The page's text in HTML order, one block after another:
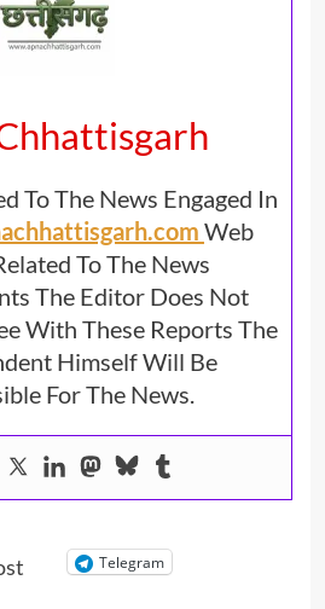
To The News Engaged In
Web
To The News
The Editor Does Not
With These Reports The
Himself Will Be
For The News.
Telegram